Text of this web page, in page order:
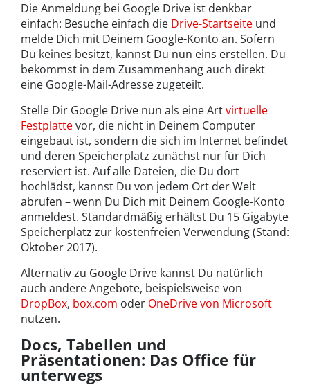
Die Anmeldung bei Google Drive ist denkbar
einfach: Besuche einfach die Drive-Startseite und
melde Dich mit Deinem Google-Konto an. Sofern
Du keines besitzt, kannst Du nun eins erstellen. Du
bekommst in dem Zusammenhang auch direkt
eine Google-Mail-Adresse zugeteilt.
Stelle Dir Google Drive nun als eine Artvirtuelle
Festplattevor, die nicht in Deinem Computer
eingebaut ist, sondern die sich im Internet befindet
und deren Speicherplatz zunächst nur für Dich
reserviert ist. Auf alle Dateien, die Du dort
hochlädst, kannst Du von jedem Ort der Welt
abrufen – wenn Du Dich mit Deinem Google-Konto
anmeldest. Standardmäßig erhältst Du 15 Gigabyte
Speicherplatz zur kostenfreien Verwendung (Stand:
Oktober 2017).
Alternativ zu Google Drive kannst Du natürlich
auch andere Angebote, beispielsweise von
DropBox, box.com oder OneDrive von Microsoft
nutzen.
Docs, Tabellen und
Präsentationen: Das Office für
unterwegs